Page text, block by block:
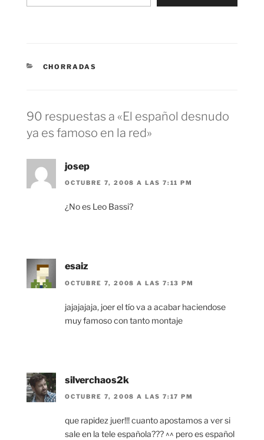
CATEGORÍAS
CHORRADAS
90 respuestas a «El español desnudo
ya es famoso en la red»
josep
OCTUBRE 7, 2008 A LAS 7:11 PM
¿No es Leo Bassi?
esaiz
OCTUBRE 7, 2008 A LAS 7:13 PM
jajajajaja, joer el tío va a acabar haciendose
muy famoso con tanto montaje
silverchaos2k
OCTUBRE 7, 2008 A LAS 7:17 PM
que rapidez juer!!! cuanto apostamos a ver si
sale en la tele española??? ^^ pero es español